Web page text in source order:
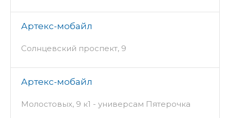
Артекс-мобайл
Солнцевский проспект, 9
Артекс-мобайл
Молостовых, 9 к1 - универсам Пятерочка